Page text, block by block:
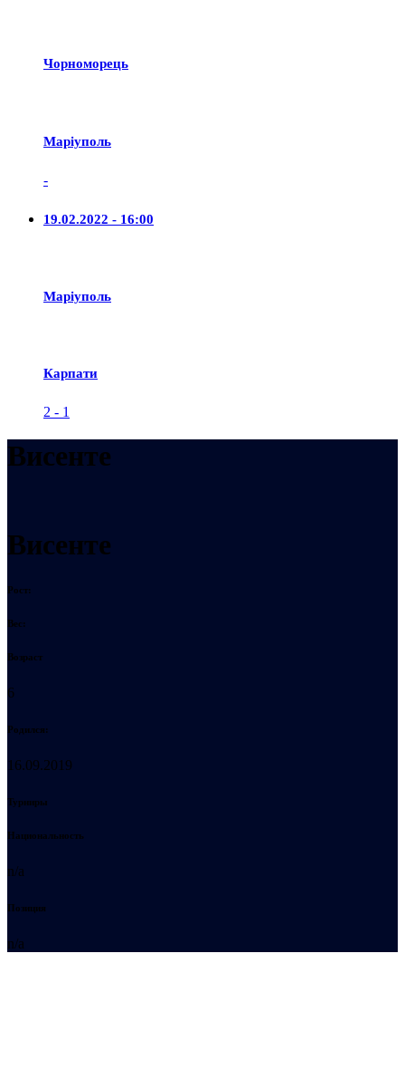
Чорноморець
Маріуполь
-
19.02.2022 - 16:00
Маріуполь
Карпати
2 - 1
Висенте
Висенте
Рост:
Вес:
Возраст
6
Родился:
16.09.2019
Турниры
Национальность
n/a
Позиция
n/a